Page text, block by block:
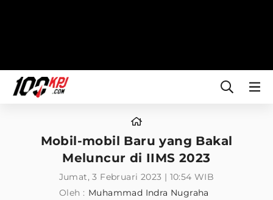
Mobil-mobil Baru yang Bakal
Meluncur di IIMS 2023
Jumat, 3 Februari 2023 | 10:54 WIB
Oleh : Muhammad Indra Nugraha